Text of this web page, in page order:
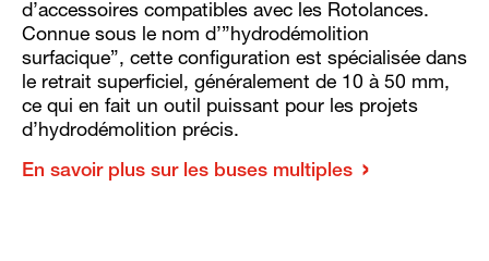
d’accessoires compatibles avec les Rotolances.
Connue sous le nom d’”hydrodémolition
surfacique”, cette configuration est spécialisée dans
le retrait superficiel, généralement de 10 à 50 mm,
ce qui en fait un outil puissant pour les projets
d’hydrodémolition précis.
En savoir plus sur les buses multiples